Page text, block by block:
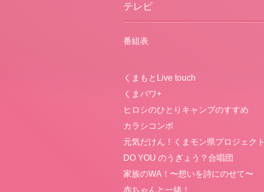
テレビ
番組表
くまもとLive touch
くまパワ+
ヒロシのひとりキャンプのすすめ
カラシコンボ
元気だけん！くまモン県プロジェクト
DO YOU のうぎょう？合唱団
家族のWA！〜想いを詩にのせて〜
赤ちゃんと一緒！